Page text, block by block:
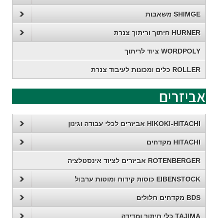
SHIMGE משאבות
HURNER חיתוך וריתוך צנרת
WORDPOLY ציוד לריתוך
ROLLER כלים ומכונות לעיבוד צנרת
אביזרים
HIKOKI-HITACHI אביזרים לכלי עבודה וגינון
HITACHI מקדחים
ROTENBERGER אביזרים לציוד אינסטלציה
EIBENSTOCK כוסות קידוח ומוטות ערבול
BDS מקדחים חלולים
TAJIMA כלי חיתוך ומדידה